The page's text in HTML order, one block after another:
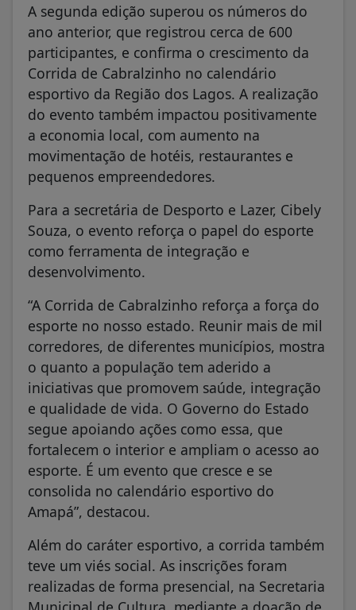
A segunda edição superou os números do
ano anterior, que registrou cerca de 600
participantes, e confirma o crescimento da
Corrida de Cabralzinho no calendário
esportivo da Região dos Lagos. A realização
do evento também impactou positivamente
a economia local, com aumento na
movimentação de hotéis, restaurantes e
pequenos empreendedores.
Para a secretária de Desporto e Lazer, Cibely
Souza, o evento reforça o papel do esporte
como ferramenta de integração e
desenvolvimento.
“A Corrida de Cabralzinho reforça a força do
esporte no nosso estado. Reunir mais de mil
corredores, de diferentes municípios, mostra
o quanto a população tem aderido a
iniciativas que promovem saúde, integração
e qualidade de vida. O Governo do Estado
segue apoiando ações como essa, que
fortalecem o interior e ampliam o acesso ao
esporte. É um evento que cresce e se
consolida no calendário esportivo do
Amapá”, destacou.
Além do caráter esportivo, a corrida também
teve um viés social. As inscrições foram
realizadas de forma presencial, na Secretaria